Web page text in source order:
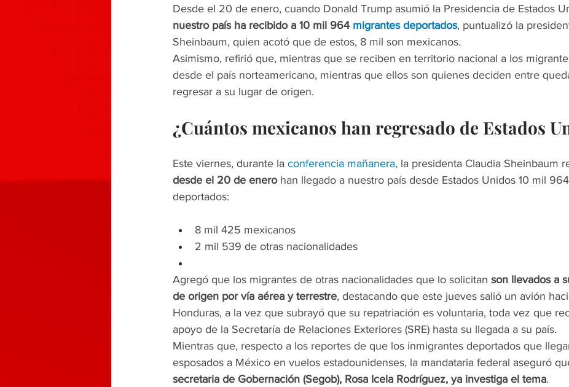
Desde el 20 de enero, cuando Donald Trump asumió la Presidencia de Estados
nuestro país ha recibido a 10 mil 964 migrantes deportados, puntualizó la
Sheinbaum, quien acotó que de estos, 8 mil son mexicanos.
Asimismo, refirió que, mientras que se reciben en territorio nacional a los
desde el país norteamericano, mientras que ellos son quienes deciden entre
regresar a su lugar de origen.
¿Cuántos mexicanos han regresado de Estados
Este viernes, durante la conferencia mañanera, la presidenta Claudia Sheinbaum
desde el 20 de enero han llegado a nuestro país desde Estados Unidos 10 mil
deportados:
8 mil 425 mexicanos
2 mil 539 de otras nacionalidades
Agregó que los migrantes de otras nacionalidades que lo solicitan son llevados a
de origen por vía aérea y terrestre, destacando que este jueves salió un avión
Honduras, a la vez que subrayó que su repatriación es voluntaria, toda vez que
apoyo de la Secretaría de Relaciones Exteriores (SRE) hasta su llegada a su país.
Mientras que, respecto a los reportes de que los inmigrantes deportados que
esposados a México en vuelos estadounidenses, la mandataria federal aseguró
secretaria de Gobernación (Segob), Rosa Icela Rodríguez, ya investiga el tema.